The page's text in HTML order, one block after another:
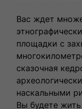
Вас ждет
площадки с
сказочная
наскальными
Вы будете